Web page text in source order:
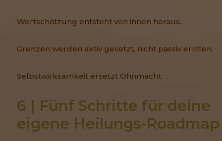
Wertschätzung entsteht von innen heraus.
Grenzen werden aktiv gesetzt, nicht passiv erlitten.
Selbstwirksamkeit ersetzt Ohnmacht.
6 | Fünf Schritte für deine
eigene Heilungs‑Roadmap